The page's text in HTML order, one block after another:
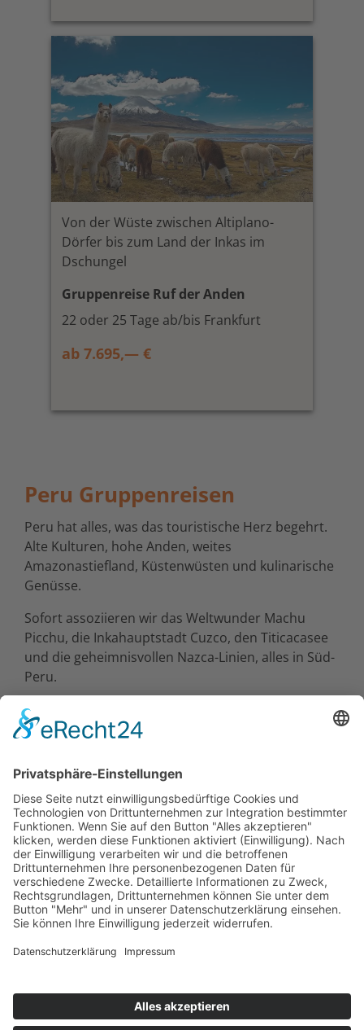
Von der Wüste zwischen Altiplano-
Dörfer bis zum Land der Inkas im
Dschungel
Gruppenreise Ruf der Anden
22 oder 25 Tage ab/bis Frankfurt
ab 7.695,— €
Peru Gruppenreisen
Peru hat alles, was das touristische Herz begehrt.
Alte Kulturen, hohe Anden, weites
Amazonastiefland, Küstenwüsten und kulinarische
Genüsse.
Sofort assoziieren wir das Weltwunder Machu
Picchu, die Inkahauptstadt Cuzco, den Titicacasee
und die geheimnisvollen Nazca-Linien, alles in Süd-
Peru.
Im noch unbekannten Norden liegen die alte
Lehmziegelstadt Chan Chan, die Sonnen- und
Machu Picchu, bei Chachapoyas.
Artenreiche Nationalparks wie Pacaya Samaria bei
Iquitos, Manu oder Tambopata bei Puerto
Maldonado lassen sich auch per Schiff und Boot
erkunden.
Tauchen Sie mit uns in die faszinierende Welt
Perus ein.
Kontakt Newsletter AGB Datenschutz